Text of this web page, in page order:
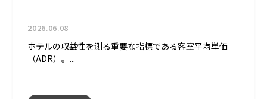
2026.06.08
ホテルの収益性を測る重要な指標である客室平均単価
（ADR）。...